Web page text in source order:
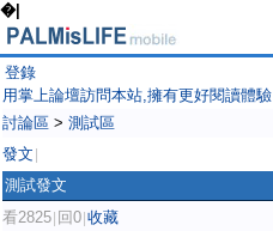
�|
登錄
用掌上論壇訪問本站,擁有更好閱讀體驗
討論區 > 測試區
發文
測試發文
看2825 回0 收藏